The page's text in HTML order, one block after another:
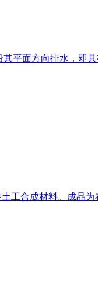
平面方向排水，即具
工合成材料。成品为